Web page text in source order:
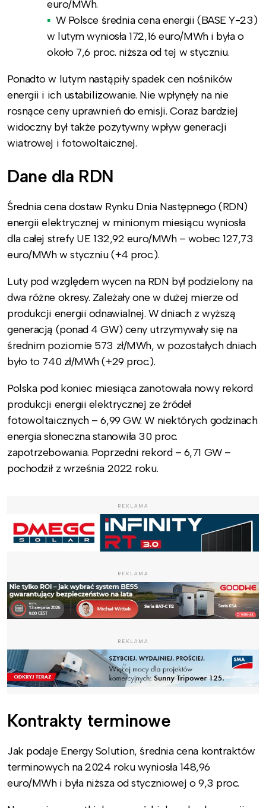
euro/MWh.
W Polsce średnia cena energii (BASE Y-23)
w lutym wyniosła 172,16 euro/MWh i była o
około 7,6 proc. niższa od tej w styczniu.
Ponadto w lutym nastąpiły spadek cen nośników
energii i ich ustabilizowanie. Nie wpłynęły na nie
rosnące ceny uprawnień do emisji. Coraz bardziej
widoczny był także pozytywny wpływ generacji
wiatrowej i fotowoltaicznej.
Dane dla RDN
Średnia cena dostaw Rynku Dnia Następnego (RDN)
energii elektrycznej w minionym miesiącu wyniosła
dla całej strefy UE 132,92 euro/MWh – wobec 127,73
euro/MWh w styczniu (+4 proc.).
Luty pod względem wycen na RDN był podzielony na
dwa różne okresy. Zależały one w dużej mierze od
produkcji energii odnawialnej. W dniach z wyższą
generacją (ponad 4 GW) ceny utrzymywały się na
średnim poziomie 573 zł/MWh, w pozostałych dniach
było to 740 zł/MWh (+29 proc.).
Polska pod koniec miesiąca zanotowała nowy rekord
produkcji energii elektrycznej ze źródeł
fotowoltaicznych – 6,99 GW. W niektórych godzinach
energia słoneczna stanowiła 30 proc.
zapotrzebowania. Poprzedni rekord – 6,71 GW –
pochodził z września 2022 roku.
REKLAMA
REKLAMA
REKLAMA
Kontrakty terminowe
Jak podaje Energy Solution, średnia cena kontraktów
terminowych na 2024 roku wyniosła 148,96
euro/MWh i była niższa od styczniowej o 9,3 proc.